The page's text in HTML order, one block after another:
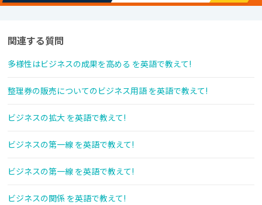
関連する質問
多様性はビジネスの成果を高める を英語で教えて!
整理券の販売についてのビジネス用語 を英語で教えて!
ビジネスの拡大 を英語で教えて!
ビジネスの第一線 を英語で教えて!
ビジネスの第一線 を英語で教えて!
ビジネスの関係 を英語で教えて!